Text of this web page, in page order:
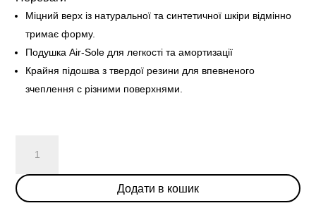
Міцний верх із натуральної та синтетичної шкіри відмінно
тримає форму.
Подушка Air-Sole для легкості та амортизації
Крайня підошва з твердої резини для впевненого
зчеплення с різними поверхнями.
Dunk
Low
Disrupt
Додати в кошик